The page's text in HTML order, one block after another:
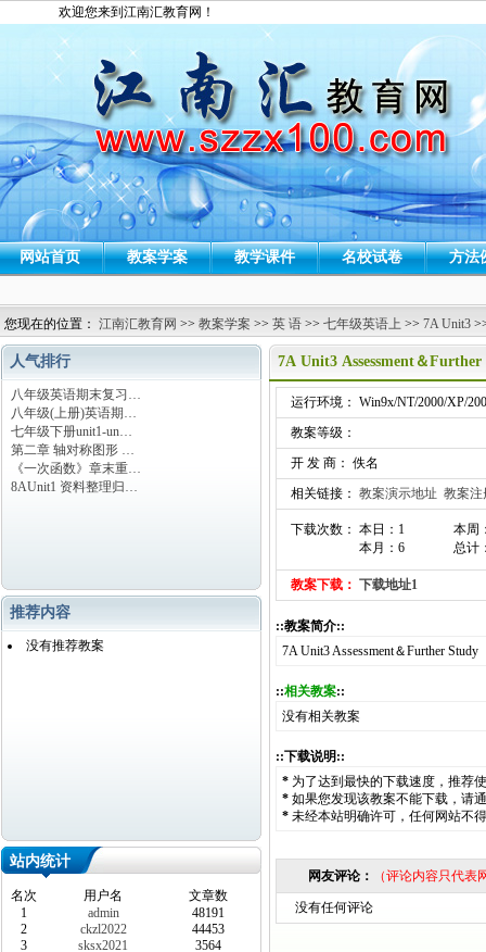
欢迎您来到江南汇教育网！
网站首页 教案学案 教学课件 名校试卷 方法
您现在的位置： 江南汇教育网 >> 教案学案 >> 英 语 >> 七年级英语上 >> 7A Unit3
人气排行
八年级英语期末复习…
八年级(上册)英语期…
七年级下册unit1-un…
第二章 轴对称图形 …
《一次函数》章末重…
8AUnit1 资料整理归…
推荐内容
没有推荐教案
站内统计
名次 用户名
文章数
1
admin
48191
2
ckzl2022
44453
3
sksx2021
3564
7A Unit3 Assessment＆
运行环境： Win9x/NT/2000/XP/
教案等级：
开 发 商： 佚名
相关链接： 教案演示地址 教案注
下载次数： 本日：1
本月：6
本周
总计
教案下载： 下载地址1
::教案简介::
7A Unit3 Assessment＆Further Study
::相关教案::
没有相关教案
::下载说明::
* 为了达到最快的下载速度，推荐
* 如果您发现该教案不能下载，请
* 未经本站明确许可，任何网站不
网友评论： （评论内容只代
没有任何评论